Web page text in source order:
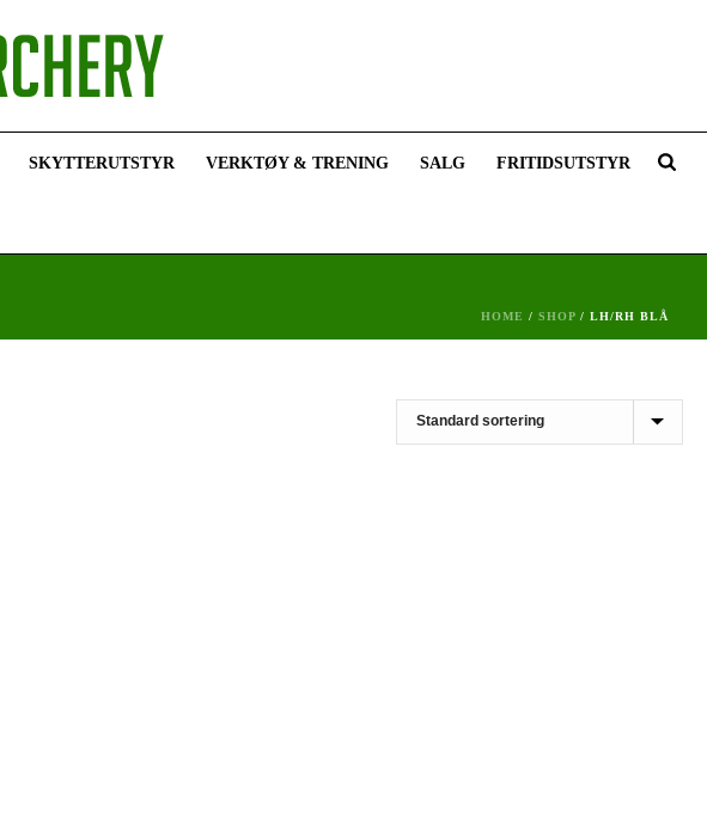
SKYTTERUTSTYR VERKTØY & TRENING SALG FRITIDSUTSTYR
HOME / SHOP / LH/RH BLÅ